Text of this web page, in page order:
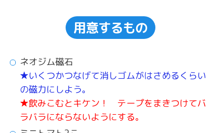
用意するもの
ネオジム磁石
★いくつかつなげて消しゴムがはさめるくらい
の磁力にしよう。
★飲みこむとキケン！ テープをまきつけてバ
ラバラにならないようにする。